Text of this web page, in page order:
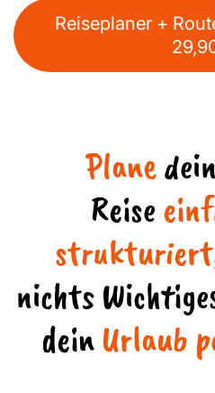
Reiseplaner +
Plane
Reise
strukturiert
nichts
dein Urlaub